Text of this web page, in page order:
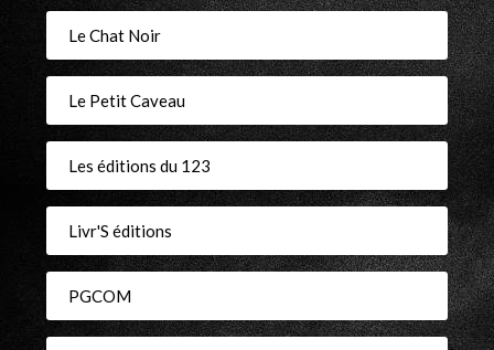
Le Chat Noir
Le Petit Caveau
Les éditions du 123
Livr'S éditions
PGCOM